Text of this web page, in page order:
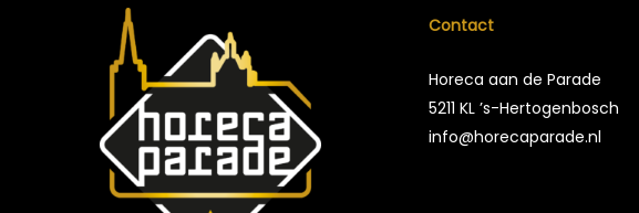
Contact
Horeca aan de Parade
5211 KL ’s-Hertogenbosch
info@horecaparade.nl